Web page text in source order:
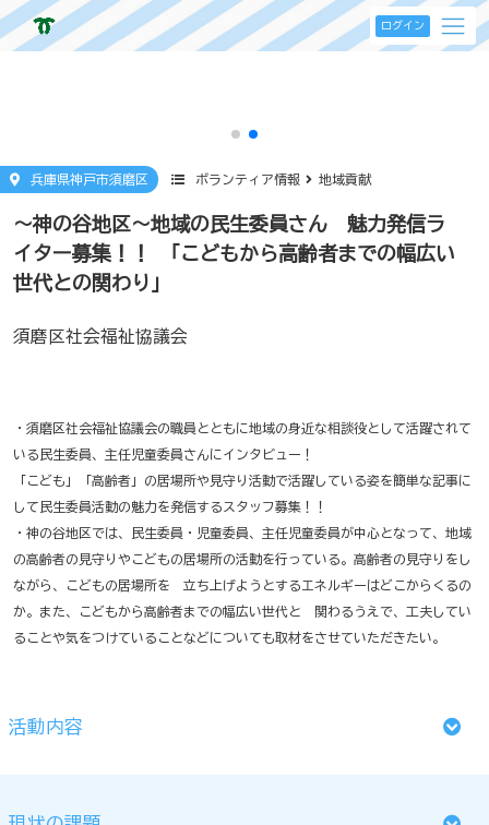
ログイン
兵庫県神戸市須磨区 ボランティア情報 地域貢献
～神の谷地区～地域の民生委員さん 魅力発信ラ
イター募集！！ 「こどもから高齢者までの幅広い
世代との関わり」
須磨区社会福祉協議会
・須磨区社会福祉協議会の職員とともに地域の身近な相談役として活躍されて
いる民生委員、主任児童委員さんにインタビュー！
「こども」「高齢者」の居場所や見守り活動で活躍している姿を簡単な記事に
して民生委員活動の魅力を発信するスタッフ募集！！
・神の谷地区では、民生委員・児童委員、主任児童委員が中心となって、地域
の高齢者の見守りやこどもの居場所の活動を行っている。高齢者の見守りをし
ながら、こどもの居場所を 立ち上げようとするエネルギーはどこからくるの
か。また、こどもから高齢者までの幅広い世代と 関わるうえで、工夫してい
ることや気をつけていることなどについても取材をさせていただきたい。
活動内容